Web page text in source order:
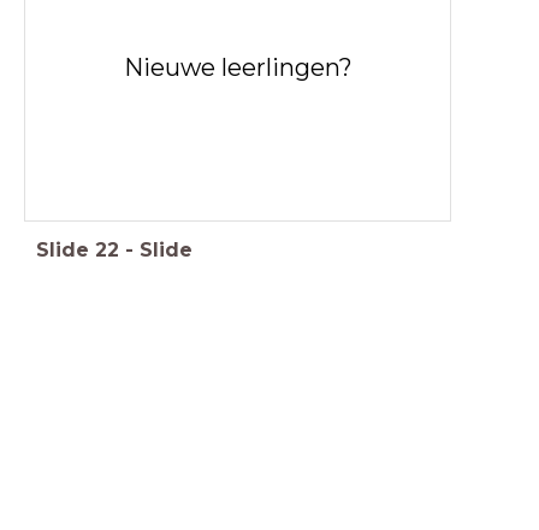
Nieuwe leerlingen?
Slide 22 - Slide